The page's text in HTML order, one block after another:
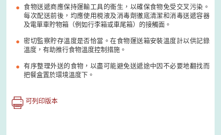
食物送遞商應保持運輸工具的衞生，以確保食物免受交叉污染。
每次配送前後，均應使用梘液及消毒劑徹底清潔和消毒送遞容器
及電單車貯物箱（例如行李箱或車尾箱）的接觸面。
密切監察貯存溫度是否恰當。在食物運送箱安裝溫度計以供記錄
溫度，有助推行食物溫度控制措施。
有序整理外送的食物，以盡可能避免送遞途中因不必要地翻找而
把餐盒置於環境溫度下。
可列印版本